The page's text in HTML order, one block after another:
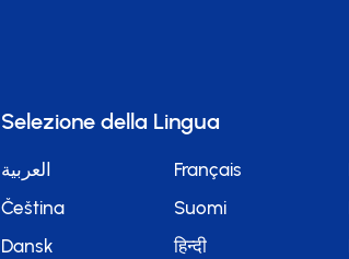
Selezione della Lingua
العربية
Čeština
Dansk
Français
Suomi
हिन्दी